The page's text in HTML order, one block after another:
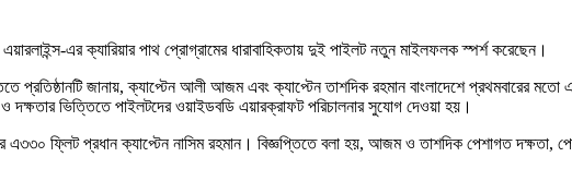
এর ক্যারিয়ার পাথ প্রোগ্রামের ধারাবাহিকতায় দুই পাইলট নতুন মাইলফলক স্পর্শ করেছেন।
প্রতিষ্ঠানটি জানায়, ক্যাপ্টেন আলী আজম এবং ক্যাপ্টেন তাশদিক রহমান বাংলাদেশে প্রথমবারের মতো
দক্ষতার ভিত্তিতে পাইলটদের ওয়াইডবডি এয়ারক্রাফট পরিচালনার সুযোগ দেওয়া হয়।
এ৩৩০ ফ্লিট প্রধান ক্যাপ্টেন নাসিম রহমান। বিজ্ঞপ্তিতে বলা হয়, আজম ও তাশদিক পেশাগত দক্ষতা,